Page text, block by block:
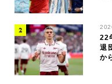
22
退
か